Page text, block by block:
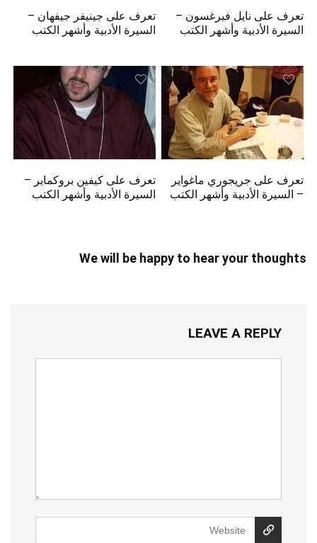
تعرف على نايل فيرغسون –
السيرة الأدبية وأشهر الكتب
تعرف على جينيفر جيفهان –
السيرة الأدبية وأشهر الكتب
تعرف على جريجوري ماغواير
– السيرة الأدبية وأشهر الكتب
تعرف على كيفين بروكماير –
السيرة الأدبية وأشهر الكتب
We will be happy to hear your thoughts
LEAVE A REPLY